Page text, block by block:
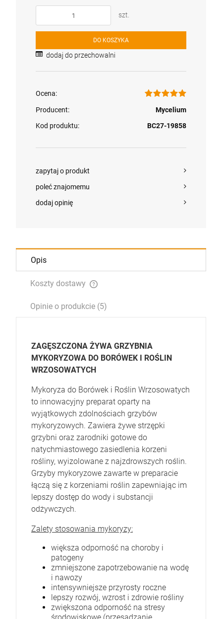
szt.
DO KOSZYKA
dodaj do przechowalni
Ocena:
Producent:
Mycelium
Kod produktu:
BC27-19858
zapytaj o produkt
poleć znajomemu
dodaj opinię
Opis
Koszty dostawy
Opinie o produkcie (5)
ZAGĘSZCZONA ŻYWA GRZYBNIA
MYKORYZOWA DO BORÓWEK I ROŚLIN
WRZOSOWATYCH
Mykoryza do Borówek i Roślin Wrzosowatych
to innowacyjny preparat oparty na
wyjątkowych zdolnościach grzybów
mykoryzowych. Zawiera żywe strzępki
grzybni oraz zarodniki gotowe do
natychmiastowego zasiedlenia korzeni
rośliny, wyizolowane z najzdrowszych roślin.
Grzyby mykoryzowe zawarte w preparacie
łączą się z korzeniami roślin zapewniając im
lepszy dostęp do wody i substancji
odżywczych.
Zalety stosowania mykoryzy:
większa odporność na choroby i
patogeny
zmniejszone zapotrzebowanie na wodę
i nawozy
intensywniejsze przyrosty roczne
lepszy rozwój, wzrost i zdrowie rośliny
zwiększona odporność na stresy